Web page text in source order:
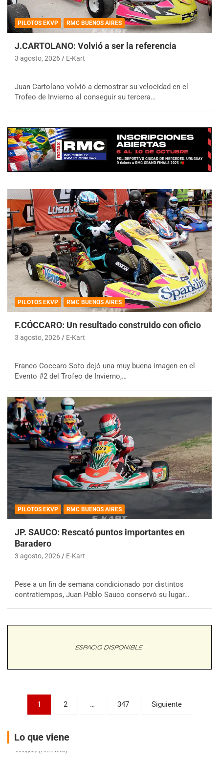
PILOTOS EKVP RMC BUENOS AIRES
J.CARTOLANO: Volvió a ser la referencia
3 agosto, 2026 E-Kart
Juan Cartolano volvió a demostrar su velocidad en el
Trofeo de Invierno al conseguir su tercera…
PILOTOS EKVP RMC BUENOS AIRES
F.CÓCCARO: Un resultado construido con oficio
3 agosto, 2026 E-Kart
Franco Coccaro Soto dejó una muy buena imagen en el
Evento #2 del Trofeo de Invierno,…
PILOTOS EKVP RMC BUENOS AIRES
JP. SAUCO: Rescató puntos importantes en
Baradero
3 agosto, 2026 E-Kart
Pese a un fin de semana condicionado por distintos
contratiempos, Juan Pablo Sauco conservó su lugar…
Paginación
entradas
1 2 … 347 Siguiente
Lo que viene
08/09-AGO
IAME SERIES ARGENTINA 6
Ramiro Tot (Asfalto)
Ciudad de Trenque Lauquen (Asfalto)
Villaguay (Entre Ríos)
PATAGONICO - F6